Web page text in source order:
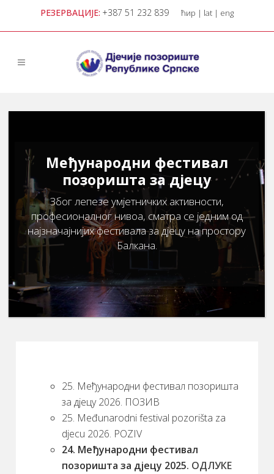
РЕЗЕРВАЦИЈЕ: +387 51 232 839 ћир | lat | eng
Међународни фестивал
позоришта за дјецу
Због лепезе умјетничких активности,
професионалног нивоа, сматра се једним од
најзначајнијих фестивала за дјецу на простору
Балкана.
25. Међународни фестивал позоришта
за дјецу 2026. ПОЗИВ
25. Međunarodni festival pozorišta za
djecu 2026. POZIV
24. Међународни фестивал
позоришта за дјецу 2025. ОДЛУКЕ